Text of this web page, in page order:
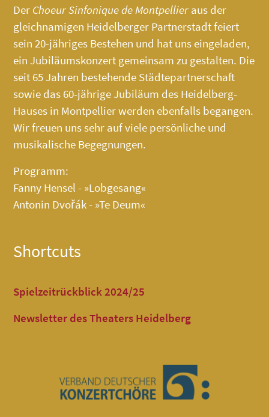
Der Choeur Sinfonique de Montpellier aus der
gleichnamigen Heidelberger Partnerstadt feiert
sein 20-jähriges Bestehen und hat uns eingeladen,
ein Jubiläumskonzert gemeinsam zu gestalten. Die
seit 65 Jahren bestehende Städtepartnerschaft
sowie das 60-jährige Jubiläum des Heidelberg-
Hauses in Montpellier werden ebenfalls begangen.
Wir freuen uns sehr auf viele persönliche und
musikalische Begegnungen.
Programm:
Fanny Hensel - »Lobgesang«
Antonin Dvořák - »Te Deum«
Shortcuts
Spielzeitrückblick 2024/25
Newsletter des Theaters Heidelberg